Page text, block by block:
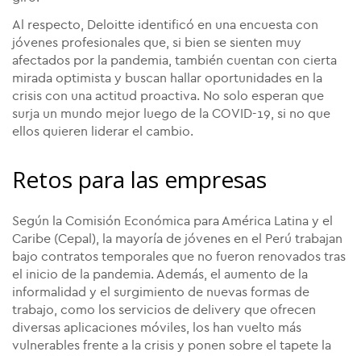
Al respecto, Deloitte identificó en una encuesta con
jóvenes profesionales que, si bien se sienten muy
afectados por la pandemia, también cuentan con cierta
mirada optimista y buscan hallar oportunidades en la
crisis con una actitud proactiva. No solo esperan que
surja un mundo mejor luego de la COVID-19, si no que
ellos quieren liderar el cambio.
Retos para las empresas
Según la Comisión Económica para América Latina y el
Caribe (Cepal), la mayoría de jóvenes en el Perú trabajan
bajo contratos temporales que no fueron renovados tras
el inicio de la pandemia. Además, el aumento de la
informalidad y el surgimiento de nuevas formas de
trabajo, como los servicios de delivery que ofrecen
diversas aplicaciones móviles, los han vuelto más
vulnerables frente a la crisis y ponen sobre el tapete la